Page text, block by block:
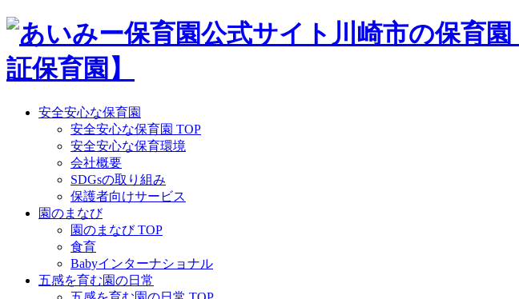
Skip
content
安全安心な保育園
安全安心な保育園 TOP
安全安心な保育環境
会社概要
SDGsの取り組み
保護者向けサービス
園のまなび
園のまなび TOP
食育
Babyインターナショナル
五感を育む園の日常